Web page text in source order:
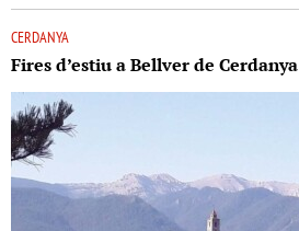
CERDANYA
Fires d’estiu a Bellver de Cerdanya